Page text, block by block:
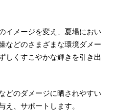
イメージを変え、夏場におい
などのさまざまな環境ダメー
しくすこやかな輝きを引き出
どのダメージに晒されやすい
え、サポートします。